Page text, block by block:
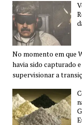
No momento em que
havia sido capturado
supervisionar a